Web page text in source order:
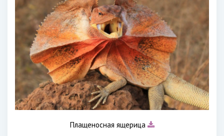
Плащеносная ящерица